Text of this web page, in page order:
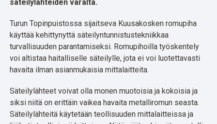
säteilylähteiden varalta.
Turun Topinpuistossa sijaitseva Kuusakosken romupiha
käyttää kehittynyttä säteilyntunnistustekniikkaa
turvallisuuden parantamiseksi. Romupihoilla työskentely
voi altistaa haitalliselle säteilylle, jota ei voi luotettavasti
havaita ilman asianmukaisia mittalaitteita.
Säteilylähteet voivat olla monen muotoisia ja kokoisia ja
siksi niitä on erittäin vaikea havaita metalliromun seasta.
Säteilylähteitä käytetään teollisuuden mittalaitteissa ja